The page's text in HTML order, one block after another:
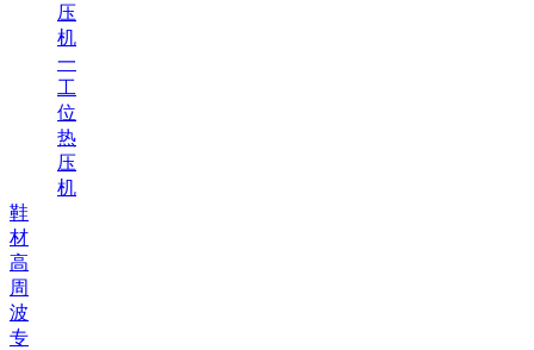
压
机
一
工
位
热
压
机
鞋
材
高
周
波
专